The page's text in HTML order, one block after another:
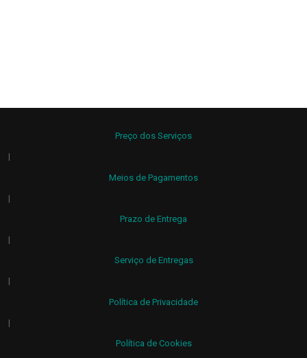
Preço dos Serviços
|
Meios de Pagamentos
|
Prazo de Entrega
|
Serviço de Entregas
|
Política de Privacidade
|
Política de Cookies